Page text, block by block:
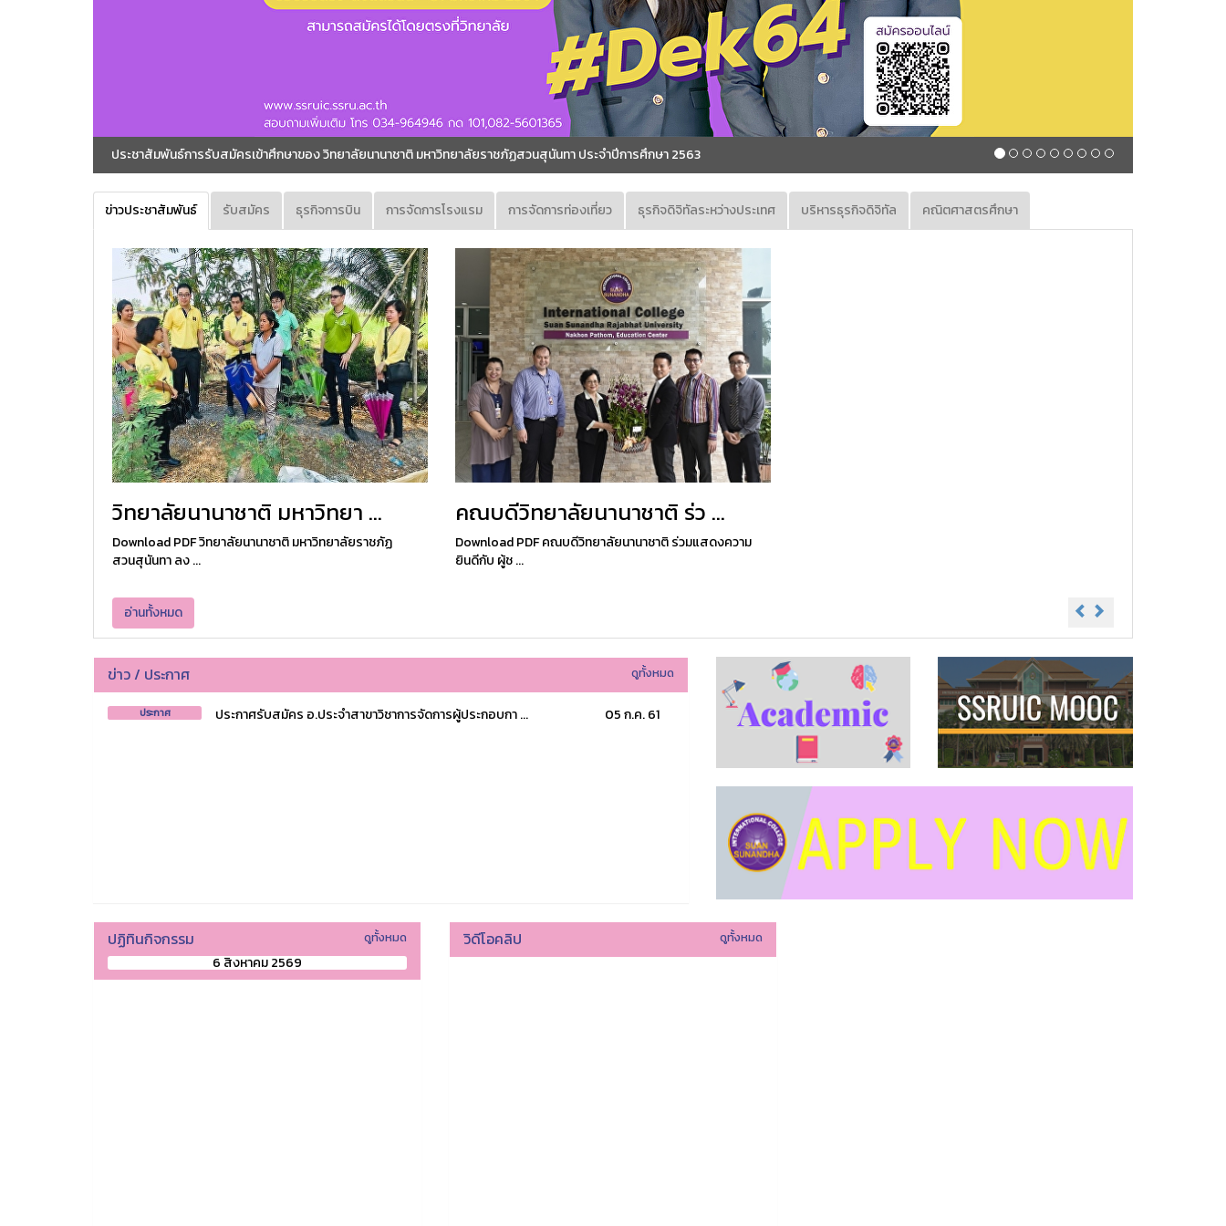
ประชาสัมพันธ์การรับสมัครเข้าศึกษาของ วิทยาลัยนานาชาติ มหาวิทยาลัยราชภัฏสวนสุนันทา ประจำปีการศึกษา 2563
ข่าวประชาสัมพันธ์ รับสมัคร ธุรกิจการบิน การจัดการโรงแรม การจัดการท่องเที่ยว ธุรกิจดิจิทัลระหว่างประเทศ บริหารธุรกิจดิจิทัล คณิตศาสตรศึกษา
วิทยาลัยนานาชาติ มหาวิทยา ...
Download PDF วิทยาลัยนานาชาติ มหาวิทยาลัยราชภัฏ
สวนสุนันทา ลง ...
คณบดีวิทยาลัยนานาชาติ ร่ว ...
Download PDF คณบดีวิทยาลัยนานาชาติ ร่วมแสดงความ
ยินดีกับ ผู้ช ...
อ่านทั้งหมด
ข่าว / ประกาศ ดูทั้งหมด
ประกาศ ประกาศรับสมัคร อ.ประจำสาขาวิชาการจัดการผู้ประกอบกา ... 05 ก.ค. 61
ปฏิทินกิจกรรม ดูทั้งหมด
6 สิงหาคม 2569
วิดีโอคลิป ดูทั้งหมด